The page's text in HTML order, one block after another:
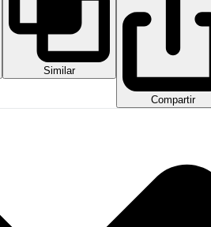
Similar
Compartir